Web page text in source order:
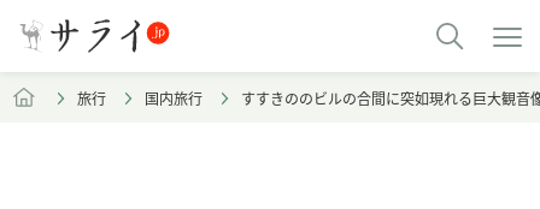
旅行 国内旅行 すすきののビルの合間に突如現れる巨大観